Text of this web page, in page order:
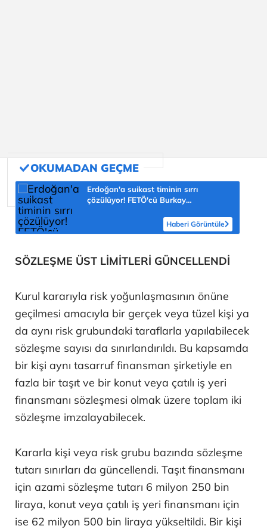
Erdoğan'a suikast timinin sırrı
çözülüyor! FETÖ'cü Burkay
Haberi Görüntüle
SÖZLEŞME ÜST LİMİTLERİ GÜNCELLENDİ
Kurul kararıyla risk yoğunlaşmasının önüne
geçilmesi amacıyla bir gerçek veya tüzel kişi ya
da aynı risk grubundaki taraflarla yapılabilecek
sözleşme sayısı da sınırlandırıldı. Bu kapsamda
bir kişi aynı tasarruf finansman şirketiyle en
fazla bir taşıt ve bir konut veya çatılı iş yeri
finansmanı sözleşmesi olmak üzere toplam iki
sözleşme imzalayabilecek.
Kararla kişi veya risk grubu bazında sözleşme
tutarı sınırları da güncellendi. Taşıt finansmanı
için azami sözleşme tutarı 6 milyon 250 bin
liraya, konut veya çatılı iş yeri finansmanı için
ise 62 milyon 500 bin liraya yükseltildi. Bir kişi